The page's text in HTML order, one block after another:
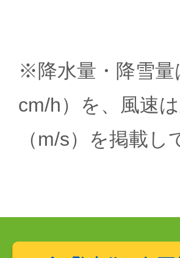
※降水量・降雪量
cm/h）を、風速
（m/s）を掲載し